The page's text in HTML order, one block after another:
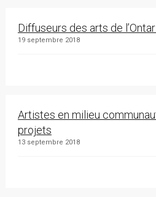
Diffuseurs des arts de
19 septembre 2018
Artistes en milieu
projets
13 septembre 2018